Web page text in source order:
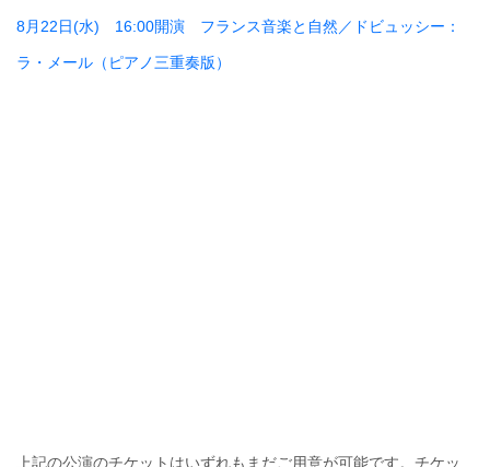
8月22日(水) 16:00開演 フランス音楽と自然／ドビュッシー：
ラ・メール（ピアノ三重奏版）
上記の公演のチケットはいずれもまだご用意が可能です。チケッ